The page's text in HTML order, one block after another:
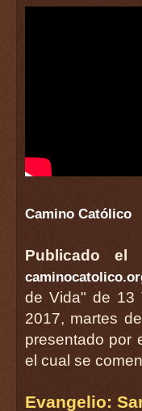
Camino Católico
Publicado el
de Vida" de 13
2017, martes
presentado por
el cual se
Evangelio: